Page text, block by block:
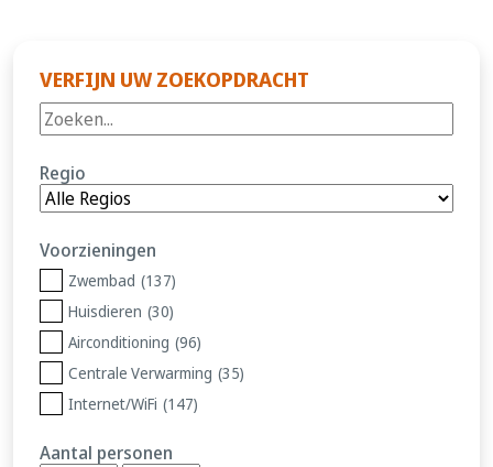
VERFIJN UW ZOEKOPDRACHT
Regio
Voorzieningen
Zwembad (137)
Huisdieren (30)
Airconditioning (96)
Centrale Verwarming (35)
Internet/WiFi (147)
Aantal personen